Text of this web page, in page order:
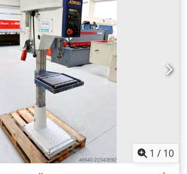
(Д-Ш-В): 500 x 800 x 1920 мм
сверлильный станок колонного
скорости (клиноременная
с возможностью реверсивного
глубины сверления - стол станка
* регулируемая по высоте с
- грибовидная кнопка (с фиксацией) для
- переключатель для вращения по
и против часовой стрелки - ножной
вращения по часовой стрелке и против
- руководство по эксплуатации (в формате
1 / 10